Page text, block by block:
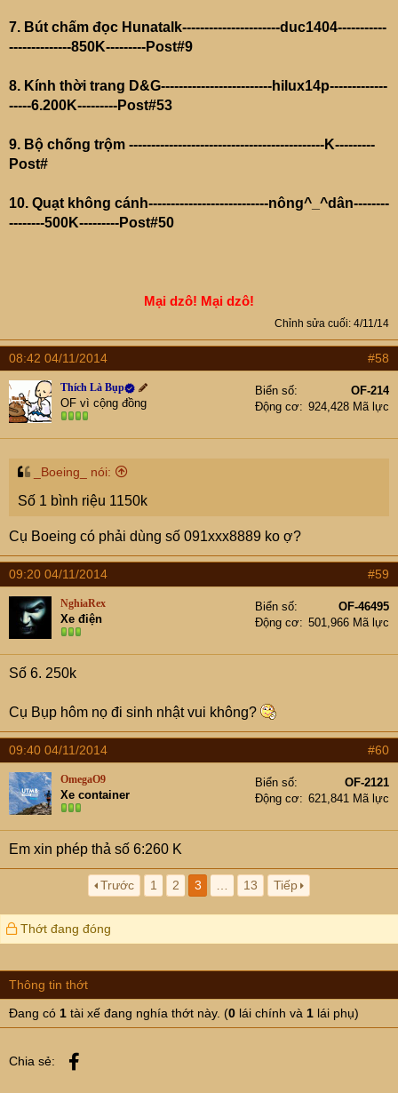
7. Bút chấm đọc Hunatalk----------------------duc1404-----------
--------------850K---------Post#9
8. Kính thời trang D&G-------------------------hilux14p-------------
-----6.200K---------Post#53
9. Bộ chống trộm --------------------------------------------K---------
Post#
10. Quạt không cánh---------------------------nông^_^dân--------
--------500K---------Post#50
Mại dzô! Mại dzô!
Chỉnh sửa cuối: 4/11/14
08:42 04/11/2014 #58
Thích Là Bụp
OF vì cộng đồng
Biển số
OF-214
Động cơ
924,428 Mã lực
_Boeing_ nói:
Số 1 bình riệu 1150k
Cụ Boeing có phải dùng số 091xxx8889 ko ợ?
09:20 04/11/2014 #59
NghiaRex
Xe điện
Biển số
OF-46495
Động cơ
501,966 Mã lực
Số 6. 250k
Cụ Bụp hôm nọ đi sinh nhật vui không?
09:40 04/11/2014 #60
OmegaO9
Xe container
Biển số
OF-2121
Động cơ
621,841 Mã lực
Em xin phép thả số 6:260 K
Trước 1 2 3 13 Tiếp
Thớt đang đóng
Thông tin thớt
Đang có 1 tài xế đang nghía thớt này. (0 lái chính và 1 lái phụ)
Chia sẻ: